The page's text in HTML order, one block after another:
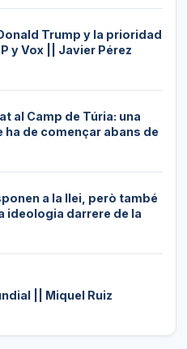
Trump y la prioridad
y Vox || Javier Pérez
al Camp de Túria: una
de començar abans de
a la llei, però també
ideologia darrere de la
|| Miquel Ruiz